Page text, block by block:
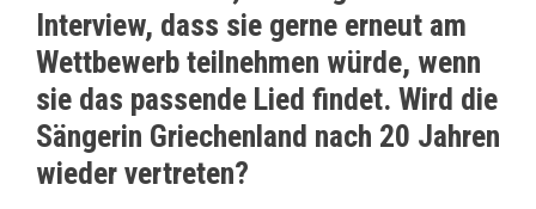
Interview, dass sie gerne erneut am
Wettbewerb teilnehmen würde, wenn
sie das passende Lied findet. Wird die
Sängerin Griechenland nach 20 Jahren
wieder vertreten?